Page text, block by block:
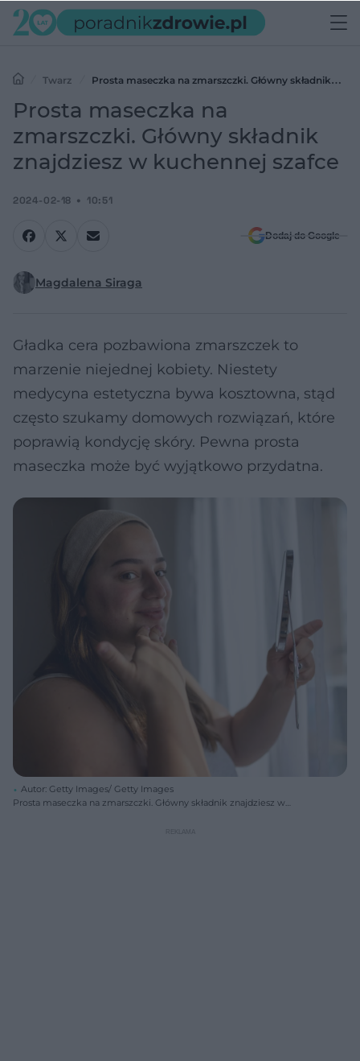
Twarz
Prosta maseczka na zmarszczki. Główny składnik
znajdziesz w kuchennej szafce
Prosta maseczka na
zmarszczki. Główny składnik
znajdziesz w kuchennej szafce
2024-02-18 10:51
Dodaj do Google
Magdalena Siraga
Gładka cera pozbawiona zmarszczek to
marzenie niejednej kobiety. Niestety
medycyna estetyczna bywa kosztowna, stąd
często szukamy domowych rozwiązań, które
poprawią kondycję skóry. Pewna prosta
maseczka może być wyjątkowo przydatna.
Autor: Getty Images/ Getty Images
Prosta maseczka na zmarszczki. Główny składnik znajdziesz w